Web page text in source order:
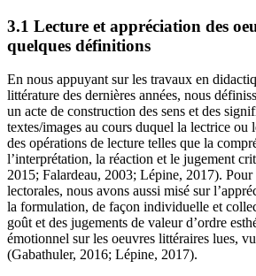
3.1 Lecture et appréciation des
quelques définitions
En nous appuyant sur les travaux en
littérature des dernières années, nous
un acte de construction des sens et des
textes/images au cours duquel la lectrice ou
des opérations de lecture telles que la
l’interprétation, la réaction et le jugement
2015; Falardeau, 2003; Lépine, 2017). Pour
lectorales, nous avons aussi misé sur
la formulation, de façon individuelle et
goût et des jugements de valeur d’ordre
émotionnel sur les oeuvres littéraires lues,
(Gabathuler, 2016; Lépine, 2017).